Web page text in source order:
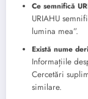
Ce semnifică
URIAHU
lumina mea”.
Există nume
Informațiile
Cercetări
similare.